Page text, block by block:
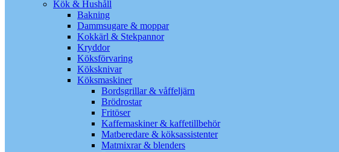
Kök & Hushåll
Bakning
Dammsugare & moppar
Kokkärl & Stekpannor
Kryddor
Köksförvaring
Köksknivar
Köksmaskiner
Bordsgrillar & våffeljärn
Brödrostar
Fritöser
Kaffemaskiner & kaffetillbehör
Matberedare & köksassistenter
Matmixrar & blenders